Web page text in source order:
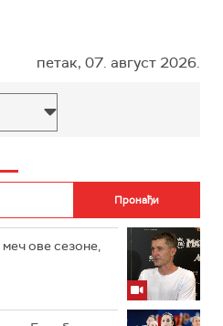
петак, 07. август 2026.
ове сезоне,